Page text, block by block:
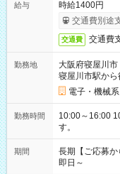
給与
時給1400円
交通費別途
交通費 交通費
勤務地
大阪府寝屋川市
寝屋川市駅か
電子・機械
勤務時間
10:00～16:00 10:00～17:00 ※表記
す。
期間
長期【ご応募か
即日～